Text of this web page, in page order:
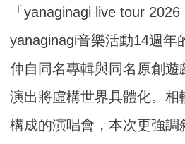
「yanaginagi live tour
yanaginagi音樂活動14週年
伸自同名專輯與同名原創遊
演出將虛構世界具體化。相
構成的演唱會，本次更強調